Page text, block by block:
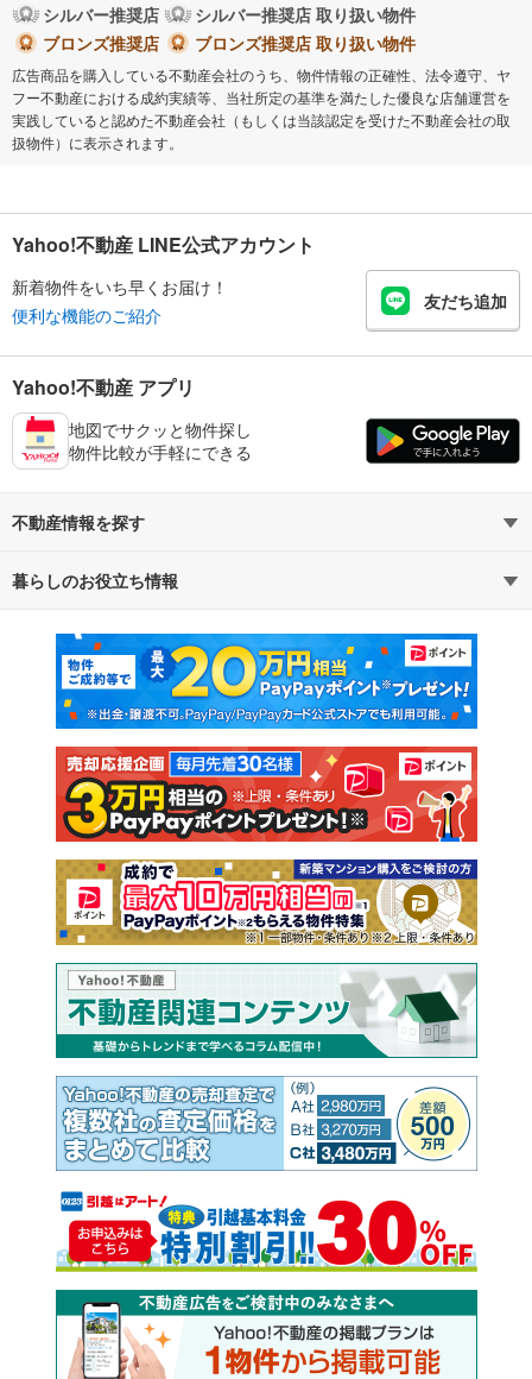
シルバー推奨店
シルバー推奨店 取り扱い物件
ブロンズ推奨店
ブロンズ推奨店 取り扱い物件
広告商品を購入している不動産会社のうち、物件情報の正確性、法令遵守、ヤ
フー不動産における成約実績等、当社所定の基準を満たした優良な店舗運営を
実践していると認めた不動産会社（もしくは当該認定を受けた不動産会社の取
扱物件）に表示されます。
Yahoo!不動産 LINE公式アカウント
新着物件をいち早くお届け！
便利な機能のご紹介
友だち追加
Yahoo!不動産 アプリ
地図でサクッと物件探し
物件比較が手軽にできる
不動産情報を探す
不動産・住宅
新築マンション 中古マンション
新築一戸建て 中古一戸建て
注文住宅 土地
売却査定
暮らしのお役立ち情報
マンションカタログ 教えて！住まいの先生